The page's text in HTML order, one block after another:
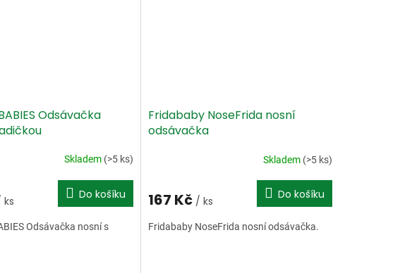
Odsávačka
Skladem (>5 ks)
ks Do košíku
Odsávačka nosní s
Fridababy NoseFrida nosní
odsávačka
Skladem (>5 ks)
167 Kč / ks Do košíku
Fridababy NoseFrida nosní odsávačka.